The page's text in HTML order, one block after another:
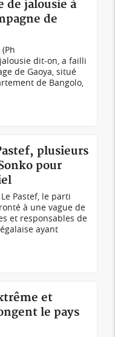
de jalousie à
de
dit-on, a failli
de Gaoya, situé
de Bangolo,
plusieurs
pour
Pastef, le parti
à une vague de
et responsables de
ayant
et
le pays